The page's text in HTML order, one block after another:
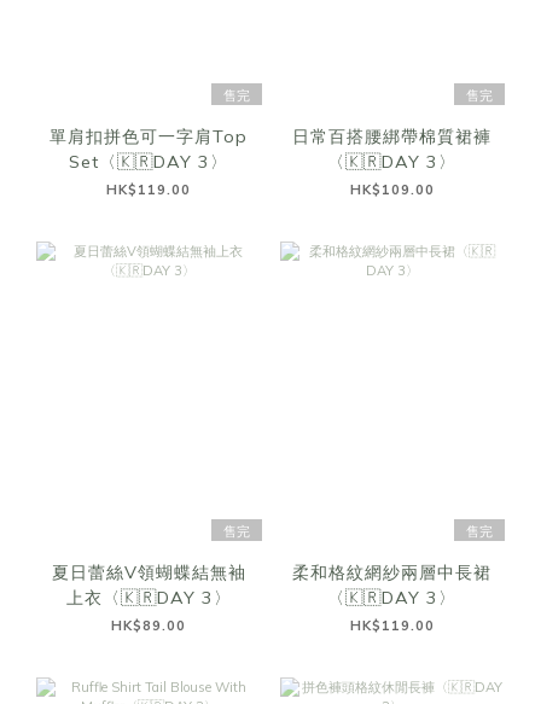
售完
單肩扣拼色可一字肩Top
Set〈🇰🇷DAY 3〉
HK$119.00
售完
日常百搭腰綁帶棉質裙褲
〈🇰🇷DAY 3〉
HK$109.00
售完
夏日蕾絲V領蝴蝶結無袖
上衣〈🇰🇷DAY 3〉
HK$89.00
售完
柔和格紋網紗兩層中長裙
〈🇰🇷DAY 3〉
HK$119.00